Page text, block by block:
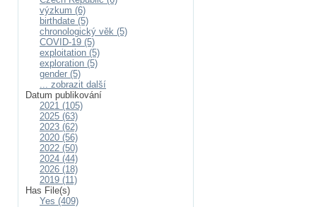
výzkum (6)
birthdate (5)
chronologický věk (5)
COVID-19 (5)
exploitation (5)
exploration (5)
gender (5)
... zobrazit další
Datum publikování
2021 (105)
2025 (63)
2023 (62)
2020 (56)
2022 (50)
2024 (44)
2026 (18)
2019 (11)
Has File(s)
Yes (409)